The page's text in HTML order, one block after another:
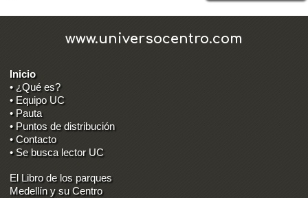
www.universocentro.com
Inicio
• ¿Qué es?
• Equipo UC
• Pauta
• Puntos de distribución
• Contacto
• Se busca lector UC
El Libro de los parques
Medellín y su Centro